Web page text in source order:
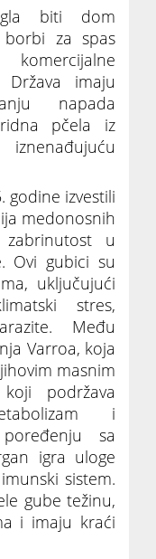
biti dom
borbi za spas
Država imaju
napada
pčela iz
godine izvestili
medonosnih
zabrinutost u
Ovi gubici su
uključujući
stres,
Među
Varroa, koja
masnim
podržava
i
sa
igra uloge
sistem.
gube težinu,
i imaju kraći